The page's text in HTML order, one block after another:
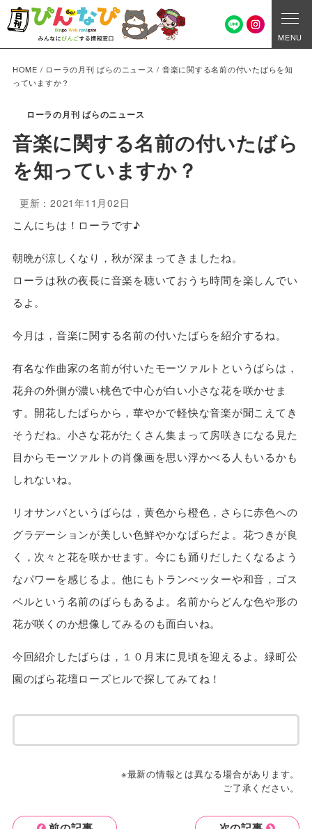
MENU
HOME / ローラの月刊 ばらのニュース / 音楽に関する名前の付いたばらを知
っていますか？
ローラの月刊 ばらのニュース
音楽に関する名前の付いたばら
を知っていますか？
更新：2021年11月02日
こんにちは！ローラです♪
朝晩が涼しくなり，秋が深まってきましたね。
ローラは秋の夜長に音楽を聴いておうち時間を楽しんでい
るよ。
今月は，音楽に関する名前の付いたばらを紹介するね。
有名な作曲家の名前が付いたモーツァルトというばらは，
花弁の外側が濃い桃色で中心が白い小さな花を咲かせま
す。開花したばらから，華やかで軽快な音楽が聞こえてき
そうだね。小さな花がたくさん集まって房咲きになる見た
目からモーツァルトの肖像画を思い浮かべる人もいるかも
しれないね。
リオサンバというばらは，黄色から橙色，さらに赤色への
グラデーションが美しい色鮮やかなばらだよ。花つきが良
く，次々と花を咲かせます。今にも踊りだしたくなるよう
なパワーを感じるよ。他にもトランぺッターや和音，ゴス
ペルという名前のばらもあるよ。名前からどんな色や形の
花が咲くのか想像してみるのも面白いね。
今回紹介したばらは，１０月末に見頃を迎えるよ。緑町公
園のばら花壇ローズヒルで探してみてね！
※最新の情報とは異なる場合があります。
ご了承ください。